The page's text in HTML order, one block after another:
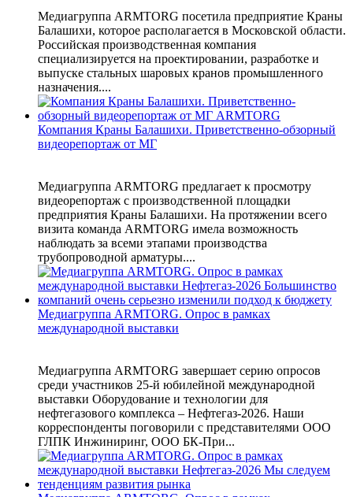
Медиагруппа ARMTORG посетила предприятие Краны
Балашихи, которое располагается в Московской области.
Российская производственная компания
специализируется на проектировании, разработке и
выпуске стальных шаровых кранов промышленного
назначения....
Компания Краны Балашихи. Приветственно-обзорный
видеорепортаж от МГ
Медиагруппа ARMTORG предлагает к просмотру
видеорепортаж с производственной площадки
предприятия Краны Балашихи. На протяжении всего
визита команда ARMTORG имела возможность
наблюдать за всеми этапами производства
трубопроводной арматуры....
Медиагруппа ARMTORG. Опрос в рамках
международной выставки
Медиагруппа ARMTORG завершает серию опросов
среди участников 25-й юбилейной международной
выставки Оборудование и технологии для
нефтегазового комплекса – Нефтегаз-2026. Наши
корреспонденты поговорили с представителями ООО
ГЛПК Инжиниринг, ООО БК-При...